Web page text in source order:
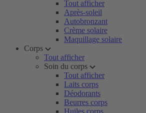
Tout afficher
Après-soleil
Autobronzant
Crème solaire
Maquillage solaire
Corps
Tout afficher
Soin du corps
Tout afficher
Laits corps
Déodorants
Beurres corps
Huiles corps